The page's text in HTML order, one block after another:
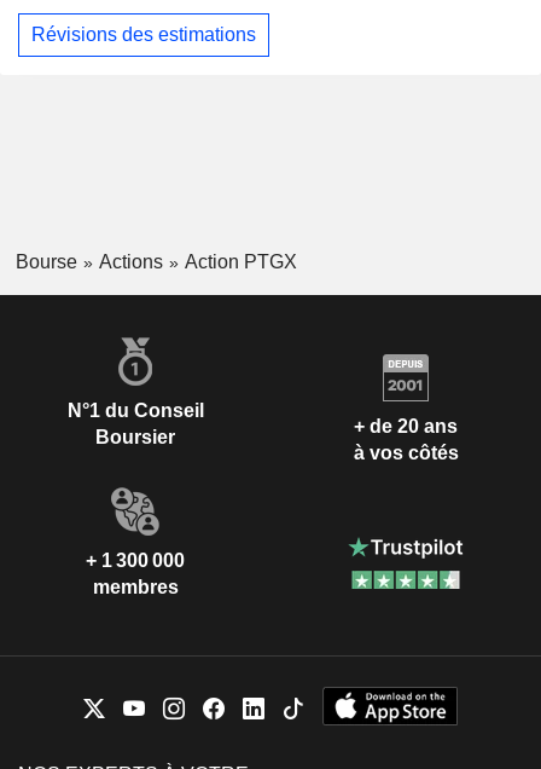
Révisions des estimations
Bourse Actions Action PTGX
N°1 du Conseil
Boursier
+ de 20 ans
à vos côtés
+ 1 300 000
membres